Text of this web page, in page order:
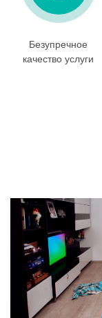
Безупречное
качество услуги